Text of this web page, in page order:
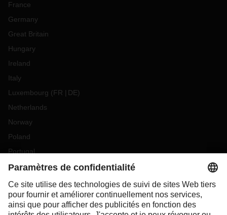
France
Germany
Great Britain
Hungary
Ireland
Italy
Luxembourg (FR DE)
Netherlands
Norway
Poland
Portugal
Romania
Slovakia
Spain
Sweden